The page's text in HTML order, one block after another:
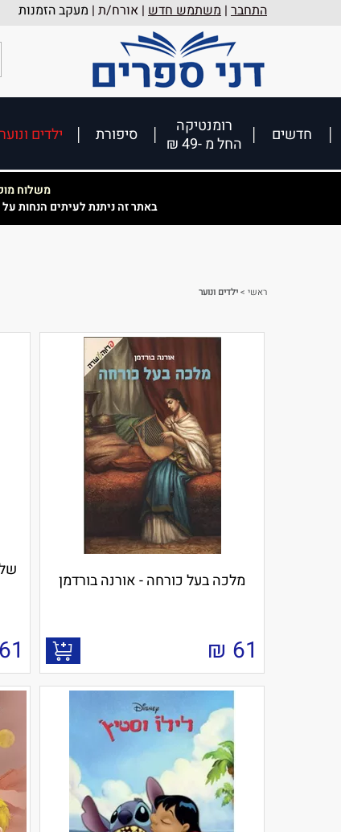
התחבר | משתמש חדש | אורח/ת | מעקב הזמנות
חדשים
רומנטיקה
החל מ -49 ₪
סיפורת ילדים ונוער
משלוח
באתר זה ניתנת לעיתים הנחות
ראשי >ילדים ונוער
מלכה בעל כורחה - אורנה בורדמן
61
₪
61